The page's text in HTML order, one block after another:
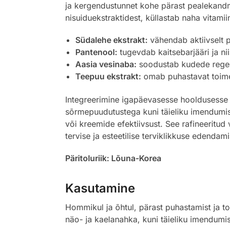
ja kergendustunnet kohe pärast
nisuiduekstraktidest, küllastab naha
Südalehe ekstrakt: vähendab aktiivselt
Pantenool: tugevdab kaitsebarjääri ja
Aasia vesinaba: soodustab kudede
Teepuu ekstrakt: omab puhastavat
Integreerimine igapäevasesse
sõrmepuudutustega kuni täieliku
või kreemide efektiivsust. See rafineeritud
tervise ja esteetilise terviklikkuse
Päritoluriik: Lõuna-Korea
Kasutamine
Hommikul ja õhtul, pärast puhastamist ja
näo- ja kaelanahka, kuni täieliku